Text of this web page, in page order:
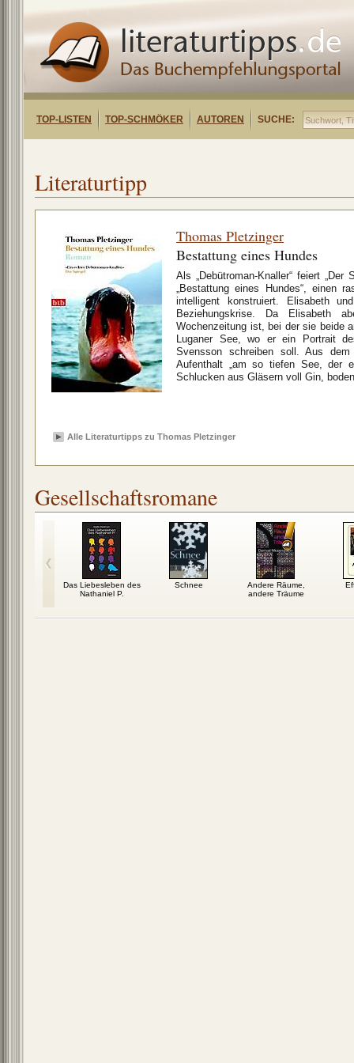
TOP-LISTEN TOP-SCHMÖKER AUTOREN SUCHE:
Literaturtipp
Thomas Pletzinger
Bestattung eines Hundes
Als „Debütroman-Knaller“ feiert „Der
„Bestattung eines Hundes“, einen
intelligent konstruiert. Elisabeth
Beziehungskrise. Da Elisabeth
Wochenzeitung ist, bei der sie beide
Luganer See, wo er ein Portrait
Svensson schreiben soll. Aus
Aufenthalt „am so tiefen See, der
Schlucken aus Gläsern voll Gin,
Alle Literaturtipps zu Thomas Pletzinger
Gesellschaftsromane
Das Liebesleben des
Nathaniel P.
Schnee
Andere Räume,
andere Träume